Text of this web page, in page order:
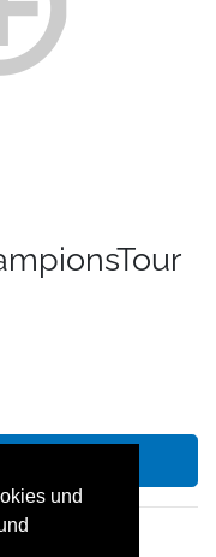
und